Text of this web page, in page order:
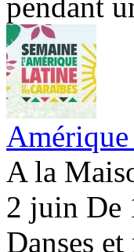
A la
2 juin De
Danses